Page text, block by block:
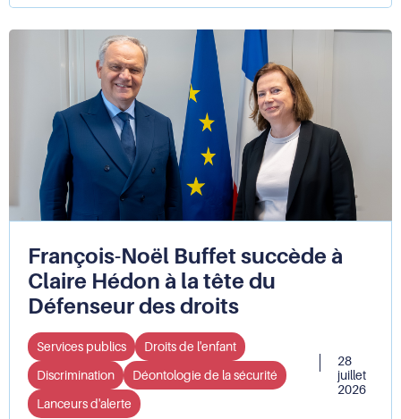
lutte
contre
le
racisme,
l’antisémitisme
et
les
discriminations
liées
à
l’origine
(PRADO)
Plan
LGBTI+
2026-
2029
le
Défenseur
des
droits
François-Noël Buffet succède à
Claire Hédon à la tête du
Défenseur des droits
Services publics
Droits de l'enfant
Discrimination
Déontologie de la sécurité
Lanceurs d'alerte
28
juillet
2026